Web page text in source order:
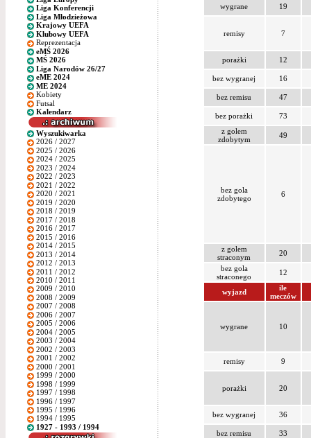
Liga Konferencji
Liga Młodzieżowa
Krajowy UEFA
Klubowy UEFA
Reprezentacja
eMŚ 2026
MŚ 2026
Liga Narodów 26/27
eME 2024
ME 2024
Kobiety
Futsal
Kalendarz
Wyszukiwarka
2026 / 2027
2025 / 2026
2024 / 2025
2023 / 2024
2022 / 2023
2021 / 2022
2020 / 2021
2019 / 2020
2018 / 2019
2017 / 2018
2016 / 2017
2015 / 2016
2014 / 2015
2013 / 2014
2012 / 2013
2011 / 2012
2010 / 2011
2009 / 2010
2008 / 2009
2007 / 2008
2006 / 2007
2005 / 2006
2004 / 2005
2003 / 2004
2002 / 2003
2001 / 2002
2000 / 2001
1999 / 2000
1998 / 1999
1997 / 1998
1996 / 1997
1995 / 1996
1994 / 1995
1927 - 1993 / 1994
wygrane
19
remisy 7
porażki 12
bez wygranej 16
bez remisu 47
bez porażki
73
z golem
zdobytym
49
bez gola
zdobytego
6
z golem
straconym
20
bez gola
straconego
12
wyjazd
ile
meczów
wygrane 10
remisy 9
porażki 20
bez wygranej 36
bez remisu 33